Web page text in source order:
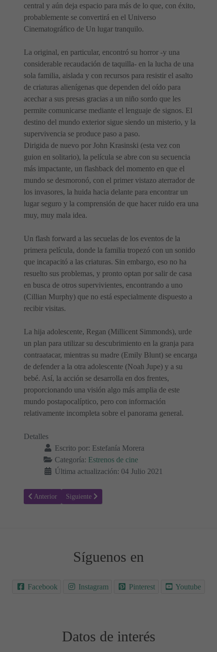
central y aún deja espacio para más de lo que, con éxito,
probablemente se convertirá en el Universo
Cinematográfico de Un lugar tranquilo.
La original, en particular, encontró su horror -y una
considerable recaudación de taquilla- en la lucha de una
sola familia, aislada y con recursos para resistir el asalto
de criaturas alienígenas que dependen del oído para
acechar a sus presas gracias a un niño sordo que les
permite comunicarse mediante el lenguaje de signos. El
destino del mundo exterior sigue siendo un misterio, y la
supervivencia se produce paso a paso.
Dirigida de nuevo por John Krasinski (esta vez con
guion en solitario), la película se abre con su secuencia
más impactante, un flashback del momento en que el
mundo se desmoronó, con el primer vistazo aterrador de
los invasores, la huida hacia delante para encontrar un
lugar seguro y la comprensión de que hacer ruido era una
muy, muy mala idea.
Un flash forward a las secuelas de los eventos de la
primera película, donde la familia tropezó con un sonido
que incapacitó a las criaturas. Sin embargo, eso no ha
resuelto sus problemas, y pronto optan por salir de casa
en busca de otros supervivientes, encontrando a uno
(Cillian Murphy) que no está especialmente dispuesto a
recibir visitas.
La hija adolescente, Regan (Millicent Simmonds), urde
un plan para utilizar su descubrimiento en la granja para
contraatacar, mientras su madre (Emily Blunt) se encarga
de defender a la otra adolescente (Noah Jupe) y a su
bebé. Así, la acción se desarrolla en dos frentes,
proporcionando una visión algo más amplia de este
mundo postapocalíptico, pero con información
relativamente incompleta sobre el panorama general.
Detalles
Escrito por: Estefanía Morera
Categoría: Estrenos de cine
Última actualización: 04 Julio 2021
Artículo anterior: Queridos vecinos - Sinopsis y Trailer
Anterior Artículo siguiente: El otro guardaespaldas 2 -
Siguiente
Síguenos en
Facebook Instagram Pinterest Youtube
Datos de interés